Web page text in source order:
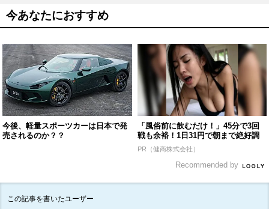
今あなたにおすすめ
今後、軽量スポーツカーは日本で発
売されるのか？？
「風俗前に飲むだけ！」45分で3回
戦も余裕！1日31円で朝まで絶好調
PR（健商株式会社）
Recommended by
この記事を書いたユーザー